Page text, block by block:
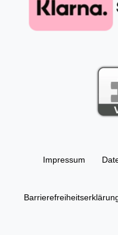
Impressum